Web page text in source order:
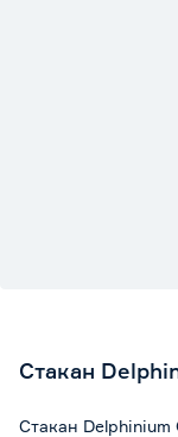
Стакан
Стакан